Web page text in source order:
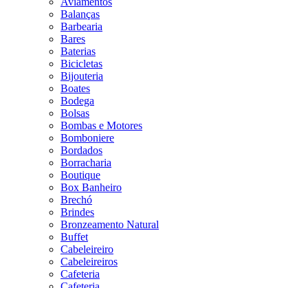
Balanças
Barbearia
Bares
Baterias
Bicicletas
Bijouteria
Boates
Bodega
Bolsas
Bombas e Motores
Bomboniere
Bordados
Borracharia
Boutique
Box Banheiro
Brechó
Brindes
Bronzeamento Natural
Buffet
Cabeleireiro
Cabeleireiros
Cafeteria